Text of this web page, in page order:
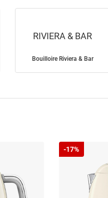
RIVIERA & BAR
Bouilloire Riviera & Bar
-17%